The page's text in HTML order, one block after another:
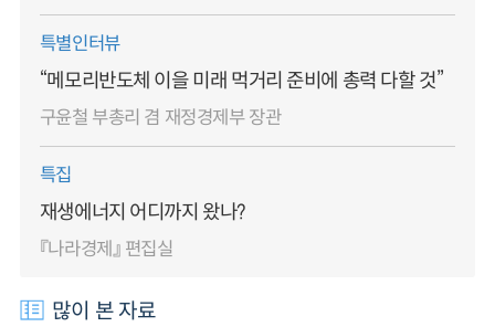
특별인터뷰
“메모리반도체 이을 미래 먹거리 준비에 총력 다할 것”
구윤철 부총리 겸 재정경제부 장관
특집
재생에너지 어디까지 왔나?
『나라경제』 편집실
많이 본 자료